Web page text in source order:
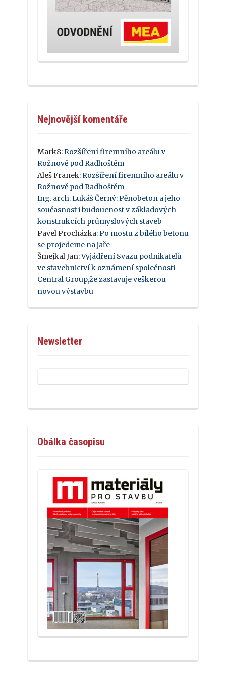
Nejnovější komentáře
Mark8: Rozšíření firemního areálu v
Rožnově pod Radhoštěm
Aleš Franek: Rozšíření firemního areálu v
Rožnově pod Radhoštěm
Ing. arch. Lukáš Černý: Pěnobeton a jeho
současnost i budoucnost v základových
konstrukcích průmyslových staveb
Pavel Procházka: Po mostu z bílého betonu
se projedeme na jaře
Šmejkal Jan:Vyjádření Svazu podnikatelů
ve stavebnictví k oznámení společnosti
Central Group,že zastavuje veškerou
novou výstavbu
Newsletter
Obálka časopisu